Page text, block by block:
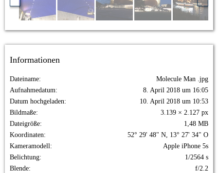
Informationen
Dateiname
Molecule Man .jpg
Aufnahmedatum
8. April 2018 um 16:05
Datum hochgeladen
10. April 2018 um 10:53
Bildmaße
3.139 × 2.127 px
Dateigröße
1,48 MB
Koordinaten
52° 29' 48" N, 13° 27' 34" O
Kameramodell
Apple iPhone 5s
Belichtung
1/2564 s
Blende
f/2.2